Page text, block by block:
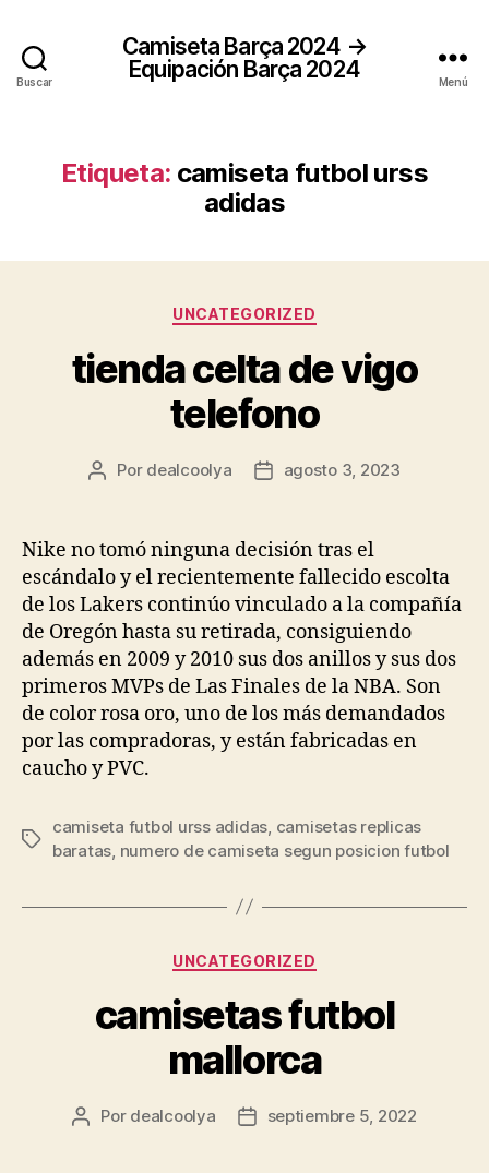
Buscar
Camiseta Barça 2024 →
Equipación Barça 2024
Menú
Etiqueta: camiseta futbol urss
adidas
Categorías
UNCATEGORIZED
tienda celta de vigo
telefono
Autor
entrada
Por dealcoolya
Fecha
entrada
agosto 3, 2023
Nike no tomó ninguna decisión tras el
escándalo y el recientemente fallecido escolta
de los Lakers continúo vinculado a la compañía
de Oregón hasta su retirada, consiguiendo
además en 2009 y 2010 sus dos anillos y sus dos
primeros MVPs de Las Finales de la NBA. Son
de color rosa oro, uno de los más demandados
por las compradoras, y están fabricadas en
caucho y PVC.
Etiquetas
camiseta futbol urss adidas camisetas replicas
baratas numero de camiseta segun posicion futbol
Categorías
UNCATEGORIZED
camisetas futbol
mallorca
Autor
Por dealcoolya
Fechaseptiembre 5, 2022